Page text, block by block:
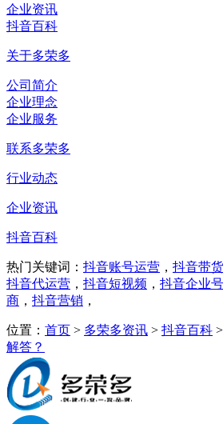
企业资讯
抖音百科
关于多荣多
公司简介
企业理念
企业服务
联系多荣多
行业动态
企业资讯
抖音百科
热门关键词： 抖音账号运营 ， 抖音带
抖音代运营 ， 抖音短视频 ， 抖音企业号
商 ， 抖音营销 ，
位置： 首页 > 多荣多资讯 > 抖音百科 >
解答？